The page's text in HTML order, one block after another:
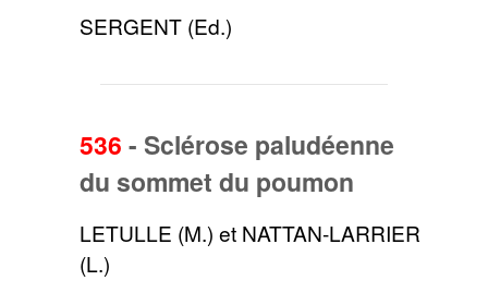
SERGENT (Ed.)
536 - Sclérose paludéenne
du sommet du poumon
LETULLE (M.) et NATTAN-LARRIER
(L.)